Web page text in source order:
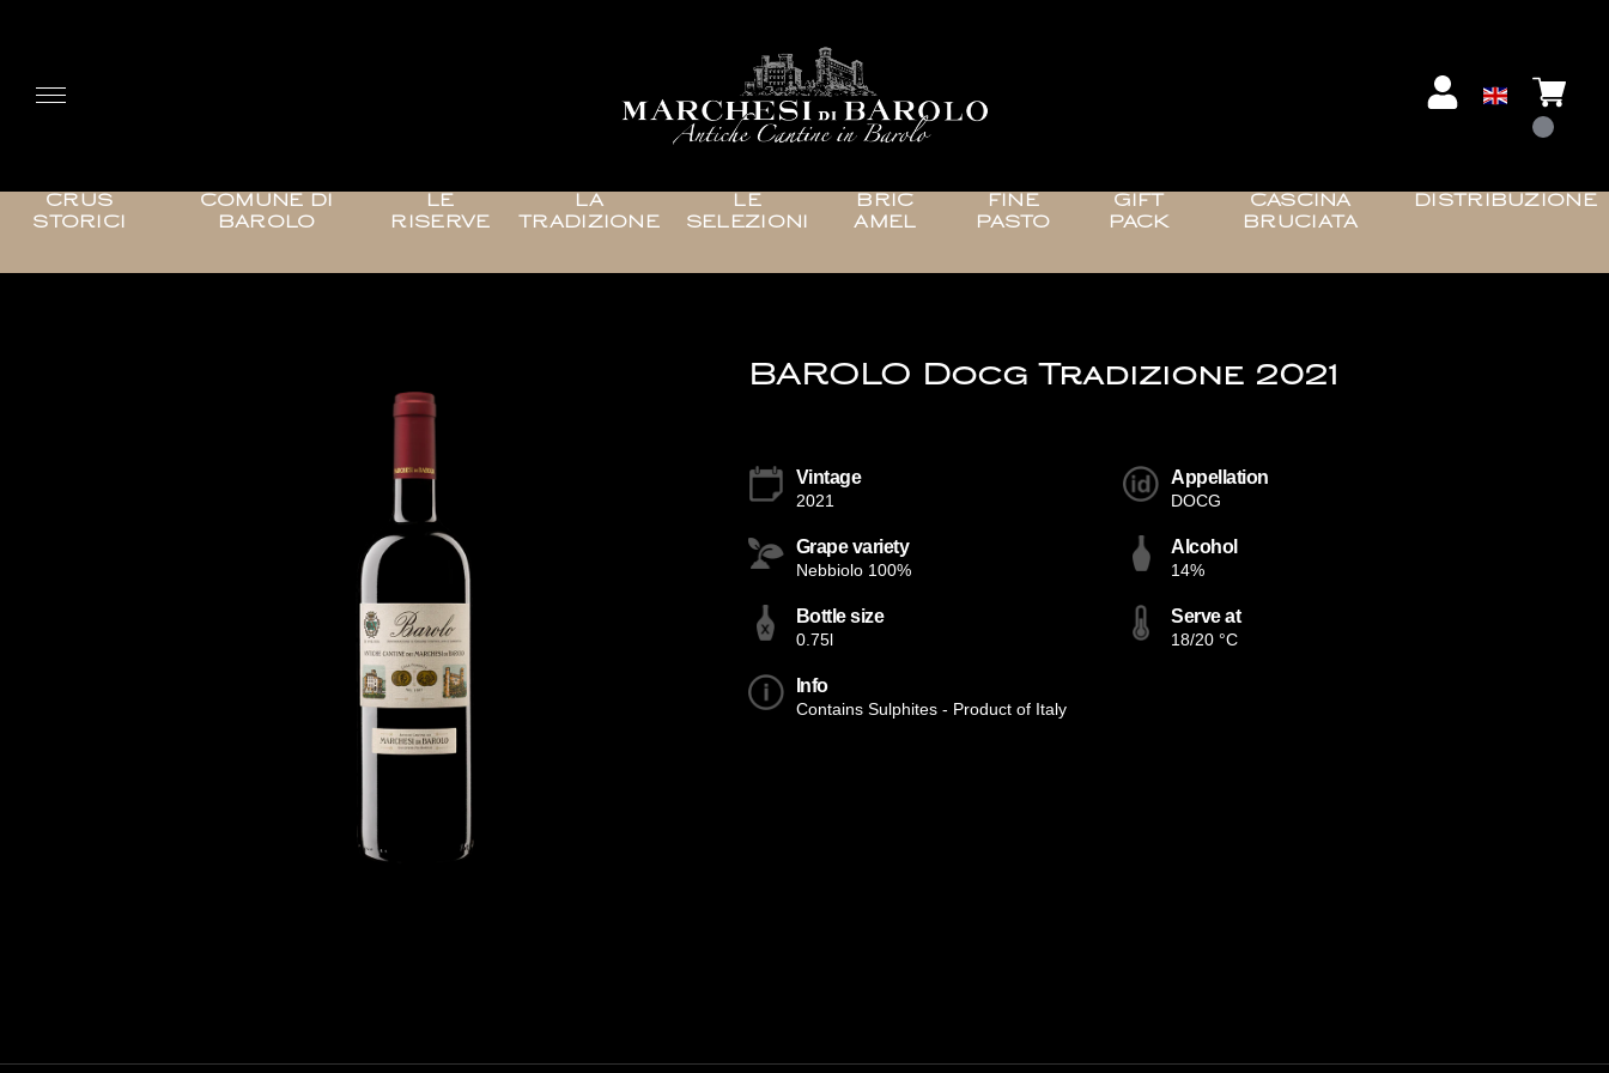
CRUS
STORICI
COMUNE DI
BAROLO
LE
RISERVE
LA
TRADIZIONE
LE
SELEZIONI
BRIC
AMEL
FINE
PASTO
GIFT
PACK
CASCINA
BRUCIATA
DISTRIBUZIONE
BAROLO Docg Tradizione 2021
Vintage
2021
Appellation
DOCG
Grape variety
Nebbiolo 100%
Alcohol
14%
Bottle size
0.75l
Serve at
18/20 °C
Info
Contains Sulphites - Product of Italy